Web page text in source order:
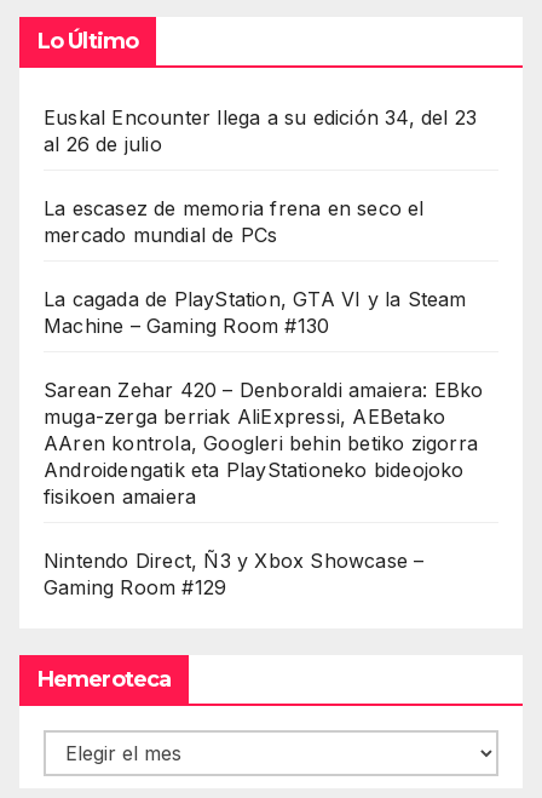
Lo Último
Euskal Encounter llega a su edición 34, del 23
al 26 de julio
La escasez de memoria frena en seco el
mercado mundial de PCs
La cagada de PlayStation, GTA VI y la Steam
Machine – Gaming Room #130
Sarean Zehar 420 – Denboraldi amaiera: EBko
muga-zerga berriak AliExpressi, AEBetako
AAren kontrola, Googleri behin betiko zigorra
Androidengatik eta PlayStationeko bideojoko
fisikoen amaiera
Nintendo Direct, Ñ3 y Xbox Showcase –
Gaming Room #129
Hemeroteca
Hemeroteca